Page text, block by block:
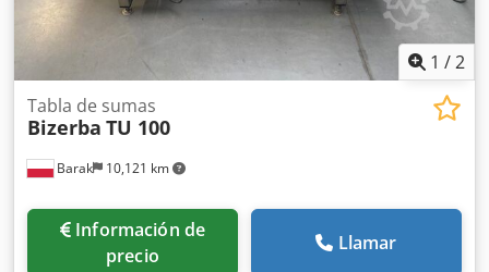
1 /2
Barak 10,121 km
Tabla de sumas
Bizerba TU 100
Información de
precio
Llamar